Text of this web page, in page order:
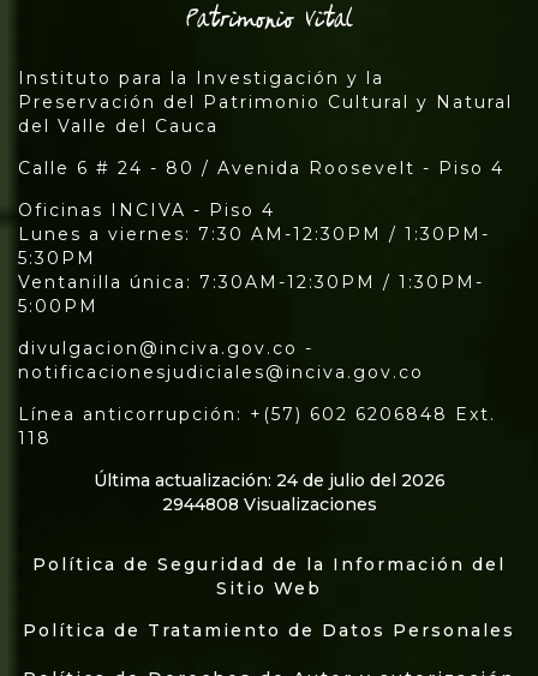
Instituto para la Investigación y la
Preservación del Patrimonio Cultural y Natural
del Valle del Cauca
Calle 6 # 24 - 80 / Avenida Roosevelt - Piso 4
Oficinas INCIVA - Piso 4
Lunes a viernes: 7:30 AM-12:30PM / 1:30PM-
5:30PM
Ventanilla única: 7:30AM-12:30PM / 1:30PM-
5:00PM
divulgacion@inciva.gov.co -
notificacionesjudiciales@inciva.gov.co
Línea anticorrupción: +(57) 602 6206848 Ext.
118
Última actualización: 24 de julio del 2026
2944808 Visualizaciones
Política de Seguridad de la Información del
Sitio Web
Política de Tratamiento de Datos Personales